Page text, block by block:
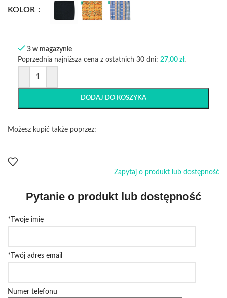
KOLOR
3 w magazynie
Poprzednia najniższa cena z ostatnich 30 dni: 27,00 zł.
DODAJ DO KOSZYKA
Możesz kupić także poprzez:
Zapytaj o produkt lub dostępność
Pytanie o produkt lub dostępność
*Twoje imię
*Twój adres email
Numer telefonu